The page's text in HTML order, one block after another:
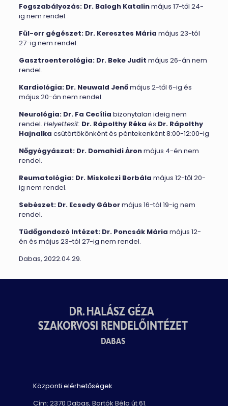
Fogszabályozás:Dr. Balogh Katalinmájus 17-től 24-
ig nem rendel.
Fül-orr gégészet:Dr. Keresztes Mária május 23-tól
27-ig nem rendel.
Gasztroenterológia:Dr. Beke Judit május 26-án nem
rendel.
Kardiológia:Dr. Neuwald Jenőmájus 2-től 6-ig és
május 20-án nem rendel.
Neurológia:Dr. Fa Cecília bizonytalan ideig nem
rendel. Helyettesít: Dr. Rápolthy Réka és Dr. Rápolthy
Hajnalka csütörtökönként és péntekenként 8:00-12:00-ig
Nőgyógyászat:Dr. Domahidi Áronmájus 4-én nem
rendel.
Reumatológia:Dr. Miskolczi Borbála május 12-től 20-
ig nem rendel.
Sebészet:Dr. Ecsedy Gábormájus 16-tól 19-ig nem
rendel.
Tüdőgondozó Intézet:Dr. Poncsák Mária május 12-
én és május 23-tól 27-ig nem rendel.
Dabas, 2022.04.29.
Központi elérhetőségek
Cím: 2370 Dabas, Bartók Béla út 61.